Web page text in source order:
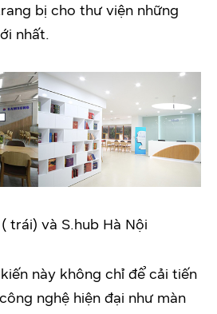
bị cho thư viện những
nhất.
trái) và S.hub Hà Nội
này không chỉ để cải tiến
nghệ hiện đại như màn